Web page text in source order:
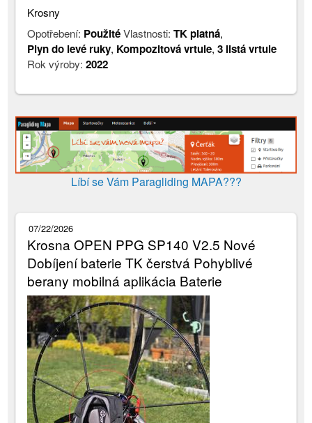
Krosny
Opotřebení: PoužitéVlastnosti:TK platná,
Plyn do levé ruky, Kompozitová vrtule,3 listá vrtule
Rok výroby:2022
Líbí se Vám Paragliding MAPA???
07/22/2026
Krosna OPEN PPG SP140 V2.5 Nové
Dobíjení baterie TK čerstvá Pohyblivé
berany mobilná aplikácia Baterie